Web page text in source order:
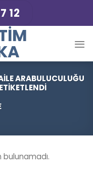
12
ARABULUCULUĞU